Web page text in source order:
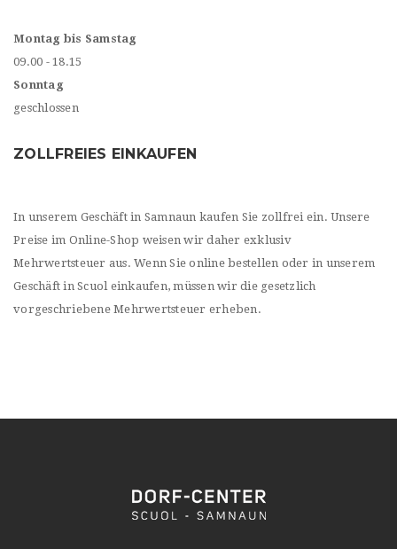
Montag bis Samstag
09.00 - 18.15
Sonntag
geschlossen
ZOLLFREIES EINKAUFEN
In unserem Geschäft in Samnaun kaufen Sie zollfrei ein. Unsere
Preise im Online-Shop weisen wir daher exklusiv
Mehrwertsteuer aus. Wenn Sie online bestellen oder in unserem
Geschäft in Scuol einkaufen, müssen wir die gesetzlich
vorgeschriebene Mehrwertsteuer erheben.